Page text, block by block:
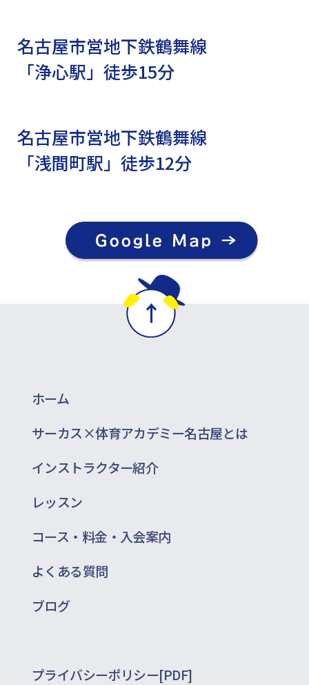
名古屋市営地下鉄鶴舞線
「浄心駅」徒歩15分
名古屋市営地下鉄鶴舞線
「浅間町駅」徒歩12分
ホーム
サーカス×体育アカデミー名古屋とは
インストラクター紹介
レッスン
コース・料金・入会案内
よくある質問
ブログ
プライバシーポリシー[PDF]